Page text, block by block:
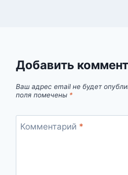
Добавить
Ваш адрес email не будет
поля помечены *
Комментарий *